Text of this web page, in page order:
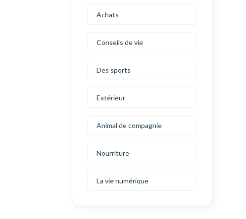
Achats
Conseils de vie
Des sports
Extérieur
Animal de compagnie
Nourriture
La vie numérique